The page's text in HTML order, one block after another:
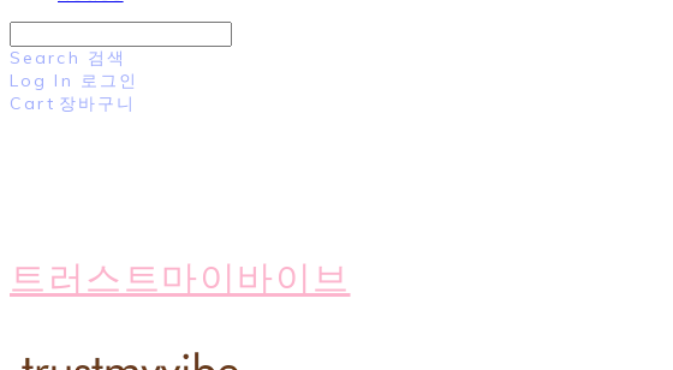
Search 검색
Log In
로그인
Cart 장바구니
트러스트마이바이브